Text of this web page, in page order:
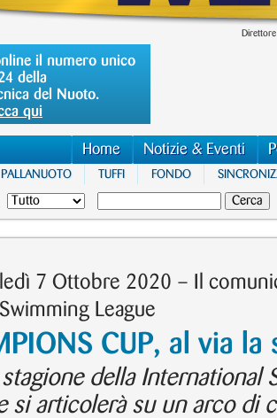
il numero unico
della
del Nuoto.
qui
Home Notizie & Eventi
PALLANUOTO TUFFI FONDO
7 Ottobre 2020 – Il
League
CUP, al via
della International
si articolerà su un arco di